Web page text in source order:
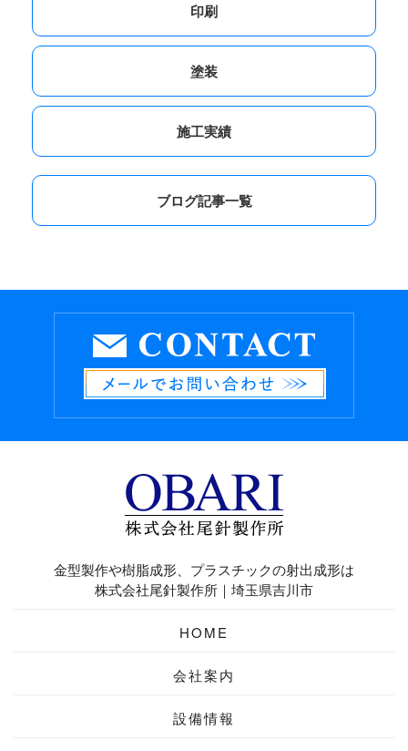
印刷
塗装
施工実績
ブログ記事一覧
金型製作や樹脂成形、プラスチックの射出成形は
株式会社尾針製作所｜埼玉県吉川市
HOME
会社案内
設備情報